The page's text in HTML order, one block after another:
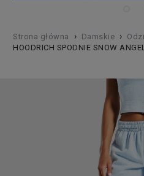
Strona główna › Damskie ›
HOODRICH SPODNIE SNOW